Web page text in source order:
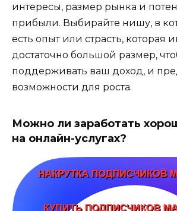
интересы, размер рынка и
прибыли. Выбирайте нишу, в
есть опыт или страсть, которая
достаточно большой размер,
поддерживать ваш доход, и
возможности для роста.
Можно ли заработать
на онлайн-услугах?